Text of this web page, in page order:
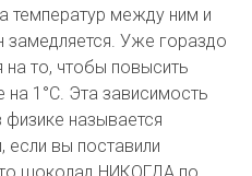
температур между ним и
замедляется. Уже гораздо
то, чтобы повысить
1°C. Эта зависимость
физике называется
если вы поставили